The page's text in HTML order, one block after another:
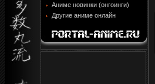
Аниме новинки (онгоинги)
Другие аниме онлайн